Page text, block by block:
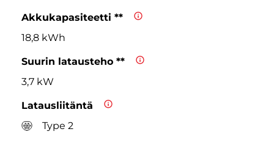
Akkukapasiteetti **
18,8 kWh
Suurin latausteho **
3,7 kW
Latausliitäntä
Type 2